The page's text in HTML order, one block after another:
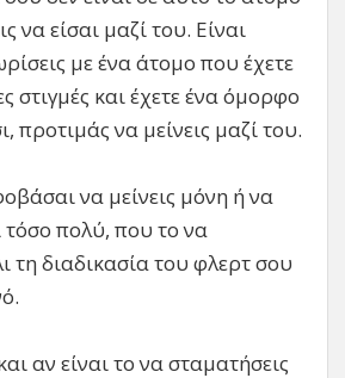
να είσαι μαζί του. Είναι
με ένα άτομο που έχετε
στιγμές και έχετε ένα όμορφο
προτιμάς να μείνεις μαζί του.
να μείνεις μόνη ή να
τόσο πολύ, που το να
τη διαδικασία του φλερτ σου
αν είναι το να σταματήσεις